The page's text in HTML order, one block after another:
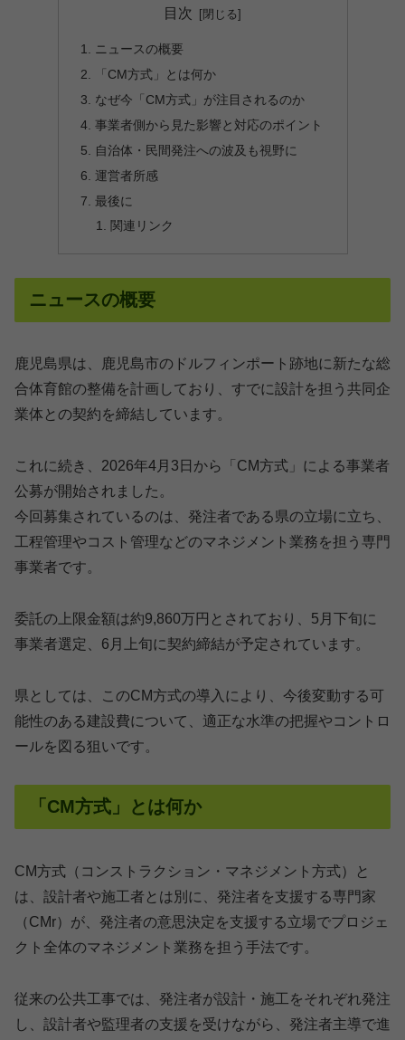
目次
ニュースの概要
「CM方式」とは何か
なぜ今「CM方式」が注目されるのか
事業者側から見た影響と対応のポイント
自治体・民間発注への波及も視野に
運営者所感
最後に
関連リンク
ニュースの概要
鹿児島県は、鹿児島市のドルフィンポート跡地に新たな総
合体育館の整備を計画しており、すでに設計を担う共同企
業体との契約を締結しています。
これに続き、2026年4月3日から「CM方式」による事業者
公募が開始されました。
今回募集されているのは、発注者である県の立場に立ち、
工程管理やコスト管理などのマネジメント業務を担う専門
事業者です。
委託の上限金額は約9,860万円とされており、5月下旬に
事業者選定、6月上旬に契約締結が予定されています。
県としては、このCM方式の導入により、今後変動する可
能性のある建設費について、適正な水準の把握やコントロ
ールを図る狙いです。
「CM方式」とは何か
CM方式（コンストラクション・マネジメント方式）と
は、設計者や施工者とは別に、発注者を支援する専門家
（CMr）が、発注者の意思決定を支援する立場でプロジェ
クト全体のマネジメント業務を担う手法です。
従来の公共工事では、発注者が設計・施工をそれぞれ発注
し、設計者や監理者の支援を受けながら、発注者主導で進